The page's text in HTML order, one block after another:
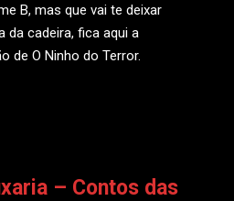
B, mas que vai te deixar
da cadeira, fica aqui a
de O Ninho do Terror.
– Contos das